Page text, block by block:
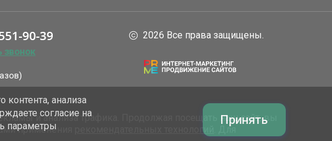
звонок
2026 Все права защищены.
и анализа трафика. Продолжая посещать наш сайт, вы
применения рекомендательных технологий
. Для
анализа
согласие на
параметры
Принять